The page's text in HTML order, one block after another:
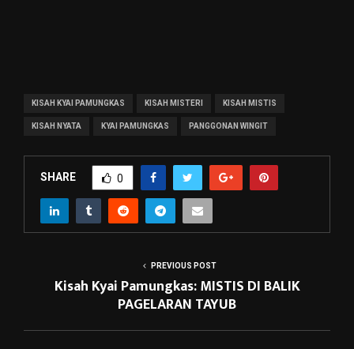
KISAH KYAI PAMUNGKAS KISAH MISTERI KISAH MISTIS
KISAH NYATA KYAI PAMUNGKAS PANGGONAN WINGIT
SHARE 0
PREVIOUS POST
Kisah Kyai Pamungkas: MISTIS DI BALIK
PAGELARAN TAYUB